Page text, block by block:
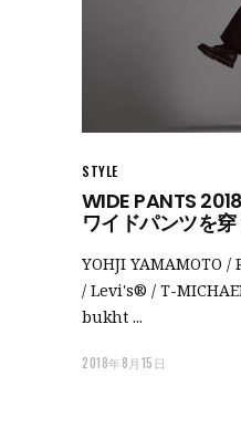
STYLE
WIDE PANTS
ワイドパンツを穿
YOHJI YAMAMOTO /
/ Levi's®︎ / T-
bukht
2018年8月15日